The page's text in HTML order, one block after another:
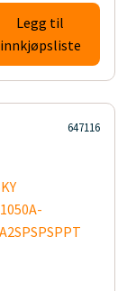
Legg til
innkjøpsliste
647116